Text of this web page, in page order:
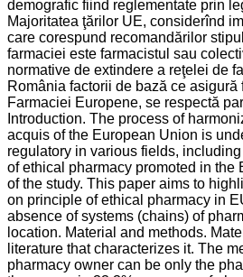
demografic fiind reglementate prin
Majoritatea ţărilor UE, considerînd
care corespund recomandărilor
farmaciei este farmacistul sau
normative de extindere a reţelei de
România factorii de bază ce
Farmaciei Europene, se respectă
Introduction. The process of
acquis of the European Union is
regulatory in various fields,
of ethical pharmacy promoted in the
of the study. This paper aims to
on principle of ethical pharmacy in
absence of systems (chains) of
location. Material and methods.
literature that characterizes it. The
pharmacy owner can be only the